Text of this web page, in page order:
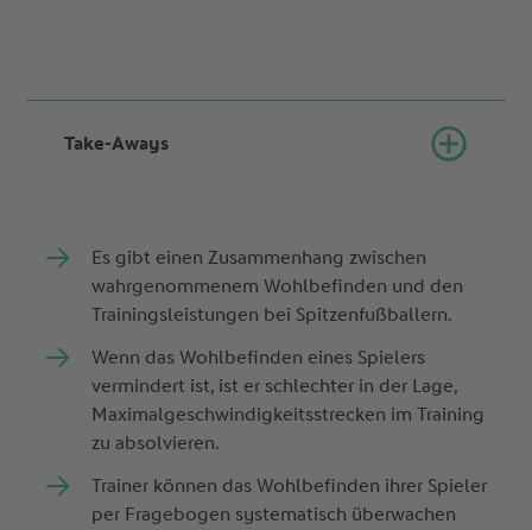
Take-Aways
Es gibt einen Zusammenhang zwischen
wahrgenommenem Wohlbefinden und den
Trainingsleistungen bei Spitzenfußballern.
Wenn das Wohlbefinden eines Spielers
vermindert ist, ist er schlechter in der Lage,
Maximalgeschwindigkeitsstrecken im Training
zu absolvieren.
Trainer können das Wohlbefinden ihrer Spieler
per Fragebogen systematisch überwachen